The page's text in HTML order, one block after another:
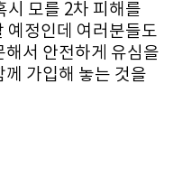
시 모를 2차 피해를
예정인데 여러분들도
서 안전하게 유심을
가입해 놓는 것을